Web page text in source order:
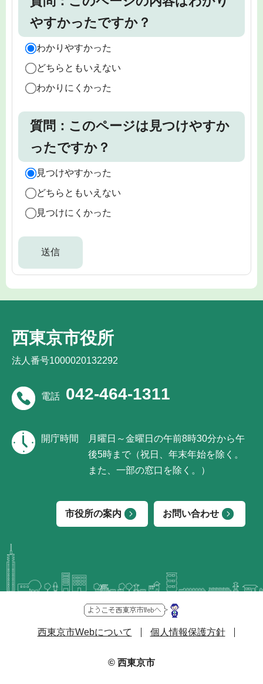
やすかったですか？
わかりやすかった
どちらともいえない
わかりにくかった
質問：このページは見つけやすか
ったですか？
見つけやすかった
どちらともいえない
見つけにくかった
西東京市役所
法人番号1000020132292
電話 042-464-1311
開庁時間
月曜日～金曜日の午前8時30分から午
後5時まで（祝日、年末年始を除く。
また、一部の窓口を除く。）
市役所の案内 お問い合わせ
西東京市Webについて 個人情報保護方針
© 西東京市